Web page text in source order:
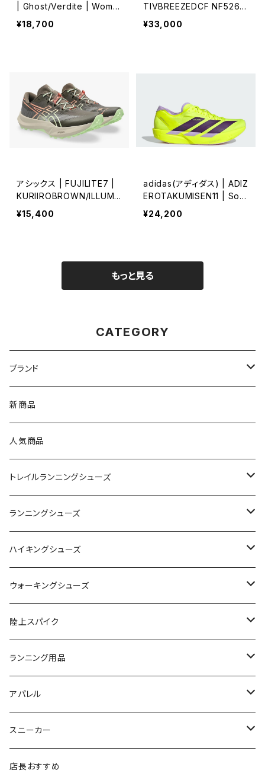
| Ghost/Verdite | Wome
n
¥18,700
TIVBREEZEDCF NF5264
1 | TFNブラック/TFNブラッ
ク | Unisex
¥33,000
アシックス | FUJILITE7 |
KURIIROBROWN/ILLUMI
NATEYELLOW | Unisex
¥15,400
adidas(アディダス) | ADIZ
EROTAKUMISEN11 | Sola
ryellow/Auroraplum/Po
wderplum | Men
¥24,200
もっと見る
CATEGORY
ブランド
asics（アシックス）
On（オン）
YONEX（ヨネックス）
adidas（アディダス）
SAYSKY（セイスカイ）
NISHI（ニシ）
FOOTMAX（フットマックス）
SIDAS（シダス）
MIZUNO（ミズノ）
THE NORTH FACE
SPRINTS
新商品
人気商品
トレイルランニングシューズ
On
VIKING
asics
adidas
THE NORTH FACE
ランニングシューズ
On
adidas
asics
YONEX
MIZUNO
new balance
PUMA
ハイキングシューズ
On
VIKING
ウォーキングシューズ
YONEX
On
VIKING
陸上スパイク
asics
adidas
MIZUNO
ランニング用品
インソール
シダス
ソックス
FOOTMAX
ポーチ
アパレル
SAYSKY
THE NORTH FACE
スニーカー
THE NORTH FACE
店長おすすめ